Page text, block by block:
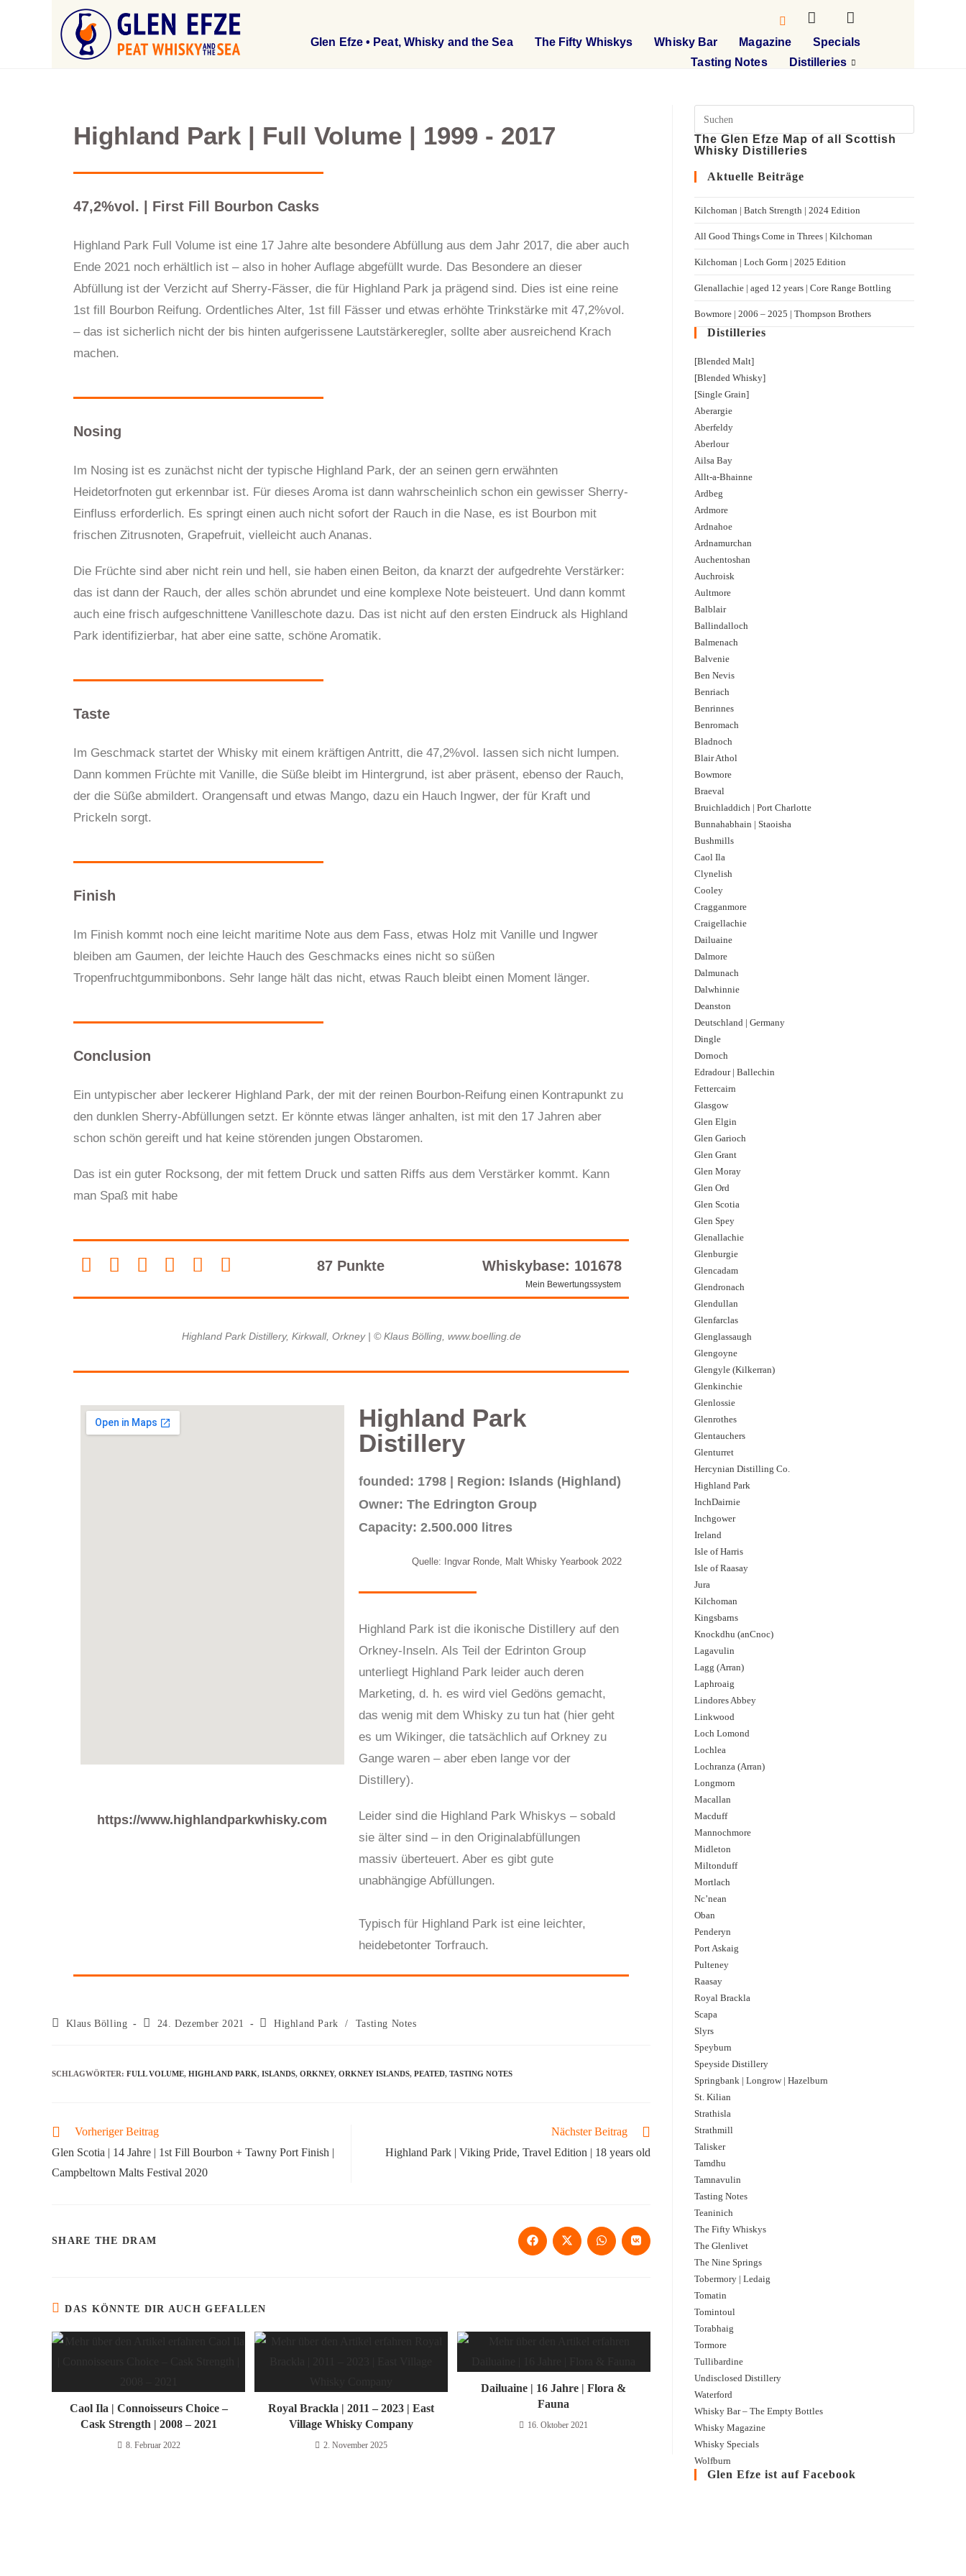
Glen Efze • Peat, Whisky and the Sea The Fifty Whiskys Whisky Bar Magazine
Specials
Tasting Notes
Distilleries
Highland Park | Full Volume | 1999 - 2017
47,2%vol. | First Fill Bourbon Casks
Highland Park Full Volume ist eine 17 Jahre alte besondere Abfüllung aus dem Jahr 2017, die aber auch
Ende 2021 noch erhältlich ist – also in hoher Auflage abgefüllt wurde. Das Besondere an dieser
Abfüllung ist der Verzicht auf Sherry-Fässer, die für Highland Park ja prägend sind. Dies ist eine reine
1st fill Bourbon Reifung. Ordentliches Alter, 1st fill Fässer und etwas erhöhte Trinkstärke mit 47,2%vol.
– das ist sicherlich nicht der bis hinten aufgerissene Lautstärkeregler, sollte aber ausreichend Krach
machen.
Nosing
Im Nosing ist es zunächst nicht der typische Highland Park, der an seinen gern erwähnten
Heidetorfnoten gut erkennbar ist. Für dieses Aroma ist dann wahrscheinlich schon ein gewisser Sherry-
Einfluss erforderlich. Es springt einen auch nicht sofort der Rauch in die Nase, es ist Bourbon mit
frischen Zitrusnoten, Grapefruit, vielleicht auch Ananas.
Die Früchte sind aber nicht rein und hell, sie haben einen Beiton, da knarzt der aufgedrehte Verstärker:
das ist dann der Rauch, der alles schön abrundet und eine komplexe Note beisteuert. Und dann kommt
auch eine frisch aufgeschnittene Vanilleschote dazu. Das ist nicht auf den ersten Eindruck als Highland
Park identifizierbar, hat aber eine satte, schöne Aromatik.
Taste
Im Geschmack startet der Whisky mit einem kräftigen Antritt, die 47,2%vol. lassen sich nicht lumpen.
Dann kommen Früchte mit Vanille, die Süße bleibt im Hintergrund, ist aber präsent, ebenso der Rauch,
der die Süße abmildert. Orangensaft und etwas Mango, dazu ein Hauch Ingwer, der für Kraft und
Prickeln sorgt.
Finish
Im Finish kommt noch eine leicht maritime Note aus dem Fass, etwas Holz mit Vanille und Ingwer
bleiben am Gaumen, der leichte Hauch des Geschmacks eines nicht so süßen
Tropenfruchtgummibonbons. Sehr lange hält das nicht, etwas Rauch bleibt einen Moment länger.
Conclusion
Ein untypischer aber leckerer Highland Park, der mit der reinen Bourbon-Reifung einen Kontrapunkt zu
den dunklen Sherry-Abfüllungen setzt. Er könnte etwas länger anhalten, ist mit den 17 Jahren aber
schon schön gereift und hat keine störenden jungen Obstaromen.
Das ist ein guter Rocksong, der mit fettem Druck und satten Riffs aus dem Verstärker kommt. Kann
man Spaß mit habe
87 Punkte Whiskybase: 101678
Mein Bewertungssystem
Highland Park Distillery, Kirkwall, Orkney | © Klaus Bölling, www.boelling.de
https://www.highlandparkwhisky.com
Highland Park
Distillery
founded: 1798 | Region: Islands (Highland)
Owner: The Edrington Group
Capacity: 2.500.000 litres
Quelle: Ingvar Ronde, Malt Whisky Yearbook 2022
Highland Park ist die ikonische Distillery auf den
Orkney-Inseln. Als Teil der Edrinton Group
unterliegt Highland Park leider auch deren
Marketing, d. h. es wird viel Gedöns gemacht,
das wenig mit dem Whisky zu tun hat (hier geht
es um Wikinger, die tatsächlich auf Orkney zu
Gange waren – aber eben lange vor der
Distillery).
Leider sind die Highland Park Whiskys – sobald
sie älter sind – in den Originalabfüllungen
massiv überteuert. Aber es gibt gute
unabhängige Abfüllungen.
Typisch für Highland Park ist eine leichter,
heidebetonter Torfrauch.
Klaus Bölling 24. Dezember 2021 Highland Park / Tasting Notes
SCHLAGWÖRTER: FULL VOLUME, HIGHLAND PARK, ISLANDS, ORKNEY, ORKNEY ISLANDS, PEATED, TASTING NOTES
Vorheriger Beitrag
Glen Scotia | 14 Jahre | 1st Fill Bourbon + Tawny Port Finish |
Campbeltown Malts Festival 2020
Nächster Beitrag
Highland Park | Viking Pride, Travel Edition | 18 years old
SHARE THE DRAM
DAS KÖNNTE DIR AUCH GEFALLEN
Caol Ila | Connoisseurs Choice –
Cask Strength | 2008 – 2021
8. Februar 2022
Royal Brackla | 2011 – 2023 | East
Village Whisky Company
2. November 2025
Dailuaine | 16 Jahre | Flora &
Fauna
16. Oktober 2021
The Glen Efze Map of all Scottish
Whisky Distilleries
Aktuelle Beiträge
Kilchoman | Batch Strength | 2024 Edition
All Good Things Come in Threes | Kilchoman
Kilchoman | Loch Gorm​ | 2025 Edition
Glenallachie | aged 12 years | Core Range Bottling
Bowmore | 2006 – 2025 | Thompson Brothers
Distilleries
[Blended Malt]
[Blended Whisky]
[Single Grain]
Aberargie
Aberfeldy
Aberlour
Ailsa Bay
Allt-a-Bhainne
Ardbeg
Ardmore
Ardnahoe
Ardnamurchan
Auchentoshan
Auchroisk
Aultmore
Balblair
Ballindalloch
Balmenach
Balvenie
Ben Nevis
Benriach
Benrinnes
Benromach
Bladnoch
Blair Athol
Bowmore
Braeval
Bruichladdich | Port Charlotte
Bunnahabhain | Staoisha
Bushmills
Caol Ila
Clynelish
Cooley
Cragganmore
Craigellachie
Dailuaine
Dalmore​
Dalmunach
Dalwhinnie
Deanston
Deutschland | Germany
Dingle
Dornoch
Edradour | Ballechin
Fettercairn
Glasgow
Glen Elgin
Glen Garioch
Glen Grant
Glen Moray
Glen Ord
Glen Scotia
Glen Spey
Glenallachie
Glenburgie
Glencadam
Glendronach
Glendullan
Glenfarclas
Glenglassaugh
Glengoyne
Glengyle (Kilkerran)
Glenkinchie
Glenlossie
Glenrothes
Glentauchers
Glenturret
Hercynian Distilling Co.
Highland Park
InchDairnie
Inchgower
Ireland
Isle of Harris
Isle of Raasay
Jura
Kilchoman
Kingsbarns
Knockdhu (anCnoc)
Lagavulin
Lagg (Arran)
Laphroaig
Lindores Abbey
Linkwood
Loch Lomond
Lochlea
Lochranza (Arran)
Longmorn
Macallan
Macduff
Mannochmore
Midleton
Miltonduff
Mortlach
Nc’nean
Oban
Penderyn
Port Askaig
Pulteney
Raasay
Royal Brackla
Scapa
Slyrs
Speyburn
Speyside Distillery
Springbank | Longrow | Hazelburn
St. Kilian
Strathisla
Strathmill
Talisker
Tamdhu
Tamnavulin
Tasting Notes
Teaninich
The Fifty Whiskys
The Glenlivet
The Nine Springs
Tobermory | Ledaig
Tomatin
Tomintoul
Torabhaig
Tormore
Tullibardine
Undisclosed Distillery
Waterford
Whisky Bar – The Empty Bottles
Whisky Magazine
Whisky Specials
Wolfburn
Glen Efze ist auf Facebook